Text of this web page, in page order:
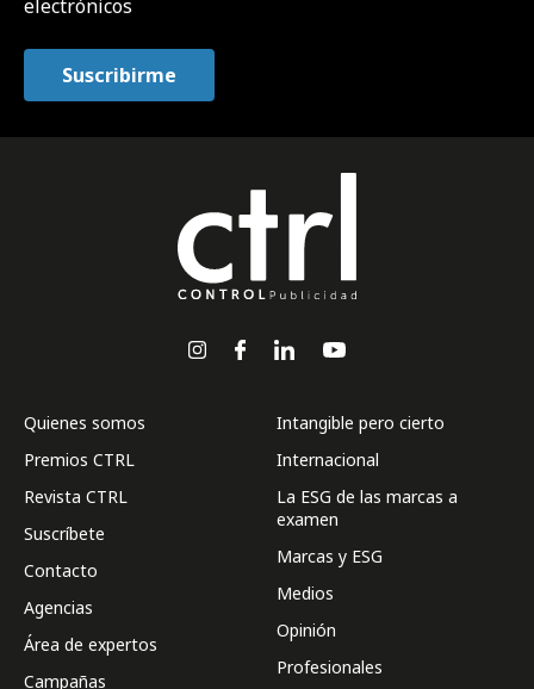
electrónicos
Quienes somos
Premios CTRL
Revista CTRL
Suscríbete
Contacto
Agencias
Área de expertos
Campañas
Intangible pero cierto
Internacional
La ESG de las marcas a
examen
Marcas y ESG
Medios
Opinión
Profesionales